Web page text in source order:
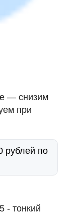
— снизим
при
рублей по
- тонкий